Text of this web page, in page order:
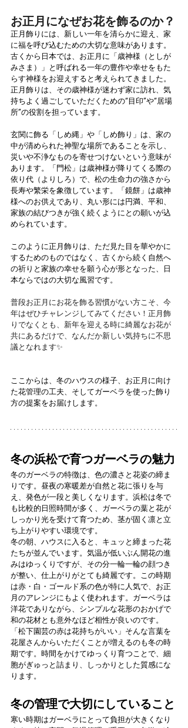
お正月になぜお花を飾るのか？
正月飾りには、新しい一年を清らかに迎え、家
に福を呼び込むための大切な意味があります。
古くから日本では、お正月に「歳神様（としが
みさま）」と呼ばれる一年の豊作や幸せをもた
らす神様をお迎えすると考えられてきました。
正月飾りは、その歳神様が迷わず家に訪れ、気
持ちよく過ごしていただくための“目印”や“居場
所”の役割を担っています。
玄関に飾る「しめ縄」や「しめ飾り」は、家の
中が清められた神聖な場所であることを示し、
災いや不浄なものを寄せつけないという意味が
あります。「門松」は歳神様が降りてくる際の
依り代（よりしろ）で、松の生命力の強さから
長寿や繁栄を象徴しています。「鏡餅」は歳神
様へのお供えであり、丸い形には円満、平和、
家族の結びつきが強く続くようにとの願いが込
められています。
このように正月飾りは、ただ見た目を華やかに
するためのものではなく、古くから続く自然へ
の祈りと家族の幸せを願う心が形となった、日
本ならではの大切な風習です。
普段お正月にお花を飾る習慣がない方こそ、今
年はぜひチャレンジしてみてください！正月飾
りでなくとも、新年を迎える時に綺麗なお花が
共にあるだけで、なんだか新しい気持ちに不思
議となれます✨
ここからは、冬のハウスの様子、お正月に向け
た花管理の工夫、そしてガーベラを使った飾り
方の提案をお届けします。
冬の浜松で育つガーベラの魅力
冬のガーベラの特徴は、色の濃さと花姿の締ま
りです。昼夜の寒暖差が自然と花に張りを与
え、発色が一段と美しくなります。浜松は冬で
も比較的日照時間が多く、ガーベラの葉と花が
しっかり光を受けて育つため、茎が固く凛と立
ち上がりやすい環境です。
冬の朝、ハウスに入ると、キュッと締まった花
たちが並んでいます。気温が低いぶん開花の進
みはゆっくりですが、その分一輪一輪の顔つき
が整い、仕上がりがとても綺麗です。この時期
は赤・白・ゴールド系の色が特に人気で、お正
月のアレンジにもよく使われます。ガーベラは
洋花でありながら、シンプルな花形のおかげで
和の花材とも意外なほど相性が良いのです。
「松下園芸の赤は花持ちがいい」そんな言葉を
花屋さんからいただくことが増えるのも冬の時
期です。時間をかけてゆっくり育つことで、細
胞がぎゅっと詰まり、しっかりとした質感にな
ります。
冬の管理で大切にしていること
寒い時期はガーベラにとって負担が大きくなり